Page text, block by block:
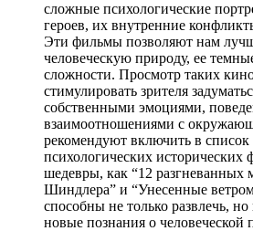
сложные психологические
героев, их внутренние
Эти фильмы позволяют нам
человеческую природу, ее
сложности. Просмотр таких
стимулировать зрителя
собственными эмоциями,
взаимоотношениями с
рекомендуют включить в
психологических исторических
шедевры, как “12
Шиндлера” и “Унесенные
способны не только развлечь,
новые познания о человеческой